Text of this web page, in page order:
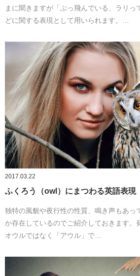
まに聞きますが「ぶっ飛んでいる、ラリっ
どに関する表現として用いられます。…
2017.03.22
ふくろう（owl）にまつわる英語表現
独特の風貌や夜行性の性質、鳴き声もあっ
か存在しているのでご紹介しておきます。
オウルではなく「アウル」で…